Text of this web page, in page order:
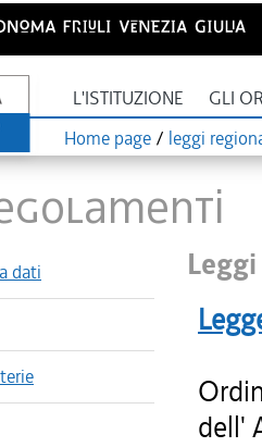
L'ISTITUZIONE GLI
Home page / leggi
dati
dell'